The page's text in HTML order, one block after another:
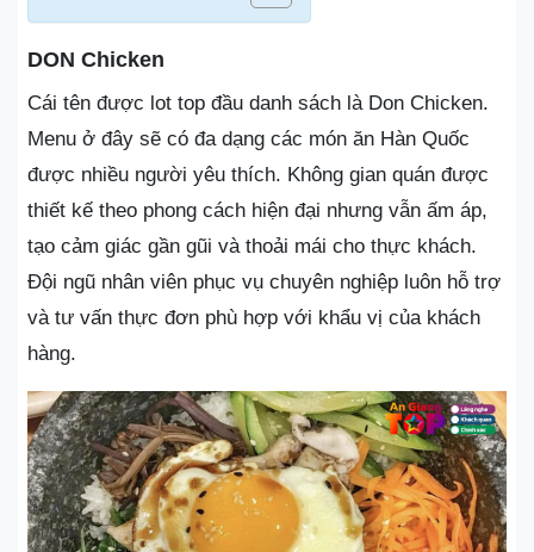
DON Chicken
Cái tên được lot top đầu danh sách là Don Chicken.
Menu ở đây sẽ có đa dạng các món ăn Hàn Quốc
được nhiều người yêu thích. Không gian quán được
thiết kế theo phong cách hiện đại nhưng vẫn ấm áp,
tạo cảm giác gần gũi và thoải mái cho thực khách.
Đội ngũ nhân viên phục vụ chuyên nghiệp luôn hỗ trợ
và tư vấn thực đơn phù hợp với khẩu vị của khách
hàng.